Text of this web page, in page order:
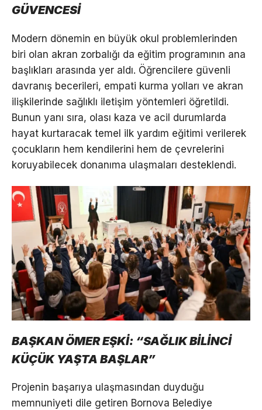
GÜVENCESİ
Modern dönemin en büyük okul problemlerinden
biri olan akran zorbalığı da eğitim programının ana
başlıkları arasında yer aldı. Öğrencilere güvenli
davranış becerileri, empati kurma yolları ve akran
ilişkilerinde sağlıklı iletişim yöntemleri öğretildi.
Bunun yanı sıra, olası kaza ve acil durumlarda
hayat kurtaracak temel ilk yardım eğitimi verilerek
çocukların hem kendilerini hem de çevrelerini
koruyabilecek donanıma ulaşmaları desteklendi.
BAŞKAN ÖMER EŞKİ: “SAĞLIK BİLİNCİ
KÜÇÜK YAŞTA BAŞLAR”
Projenin başarıya ulaşmasından duyduğu
memnuniyeti dile getiren Bornova Belediye